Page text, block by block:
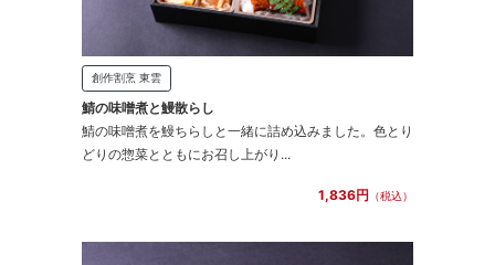
創作割烹 東雲
鯖の味噌煮と鰻散らし
鯖の味噌煮を鰻ちらしと一緒に詰め込みました。色とり
どりの惣菜とともにお召し上がり...
1,836円 （税込）